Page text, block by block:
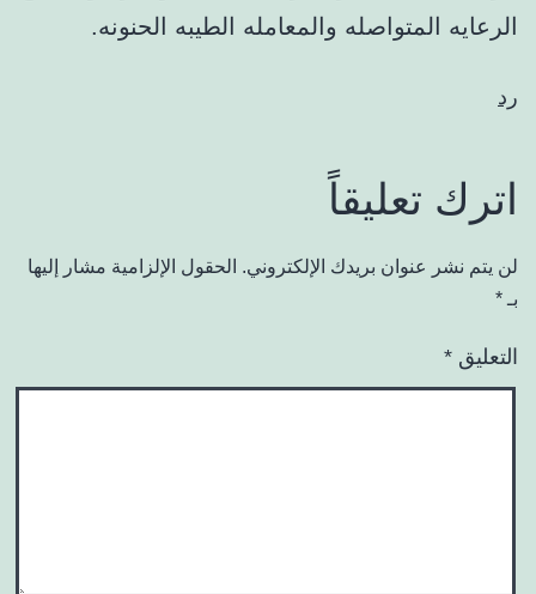
الرعايه المتواصله والمعامله الطيبه الحنونه.
رد
اترك تعليقاً
لن يتم نشر عنوان بريدك الإلكتروني. الحقول الإلزامية مشار إليها
بـ *
التعليق *